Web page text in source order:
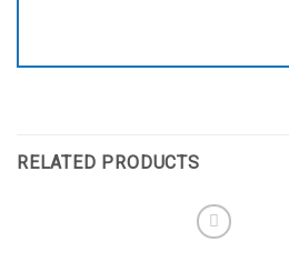
RELATED PRODUCTS